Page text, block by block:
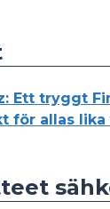
Ett tryggt
för allas lika